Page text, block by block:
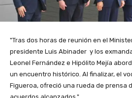
"Tras dos horas de reunión en el
presidente Luis Abinader y los
Leonel Fernández e Hipólito Mejía
un encuentro histórico. Al finalizar, el
Figueroa, ofreció una rueda de prensa